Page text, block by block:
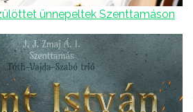
ünnepeltek Szenttamáson